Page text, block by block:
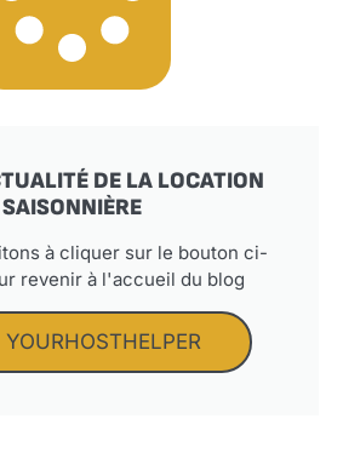
DE LA LOCATION
SAISONNIÈRE
à cliquer sur le bouton ci-
revenir à l'accueil du blog
YOURHOSTHELPER